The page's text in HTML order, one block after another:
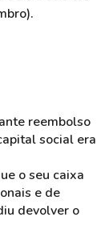
reembolso
social era
o seu caixa
e de
devolver o